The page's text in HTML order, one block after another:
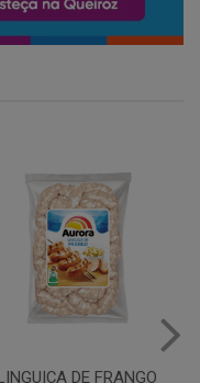
QUEIJO MUSSARELA